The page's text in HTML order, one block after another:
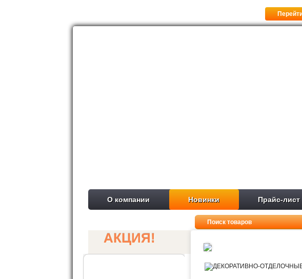
О компании Новинки Прайс-лист
АКЦИЯ!